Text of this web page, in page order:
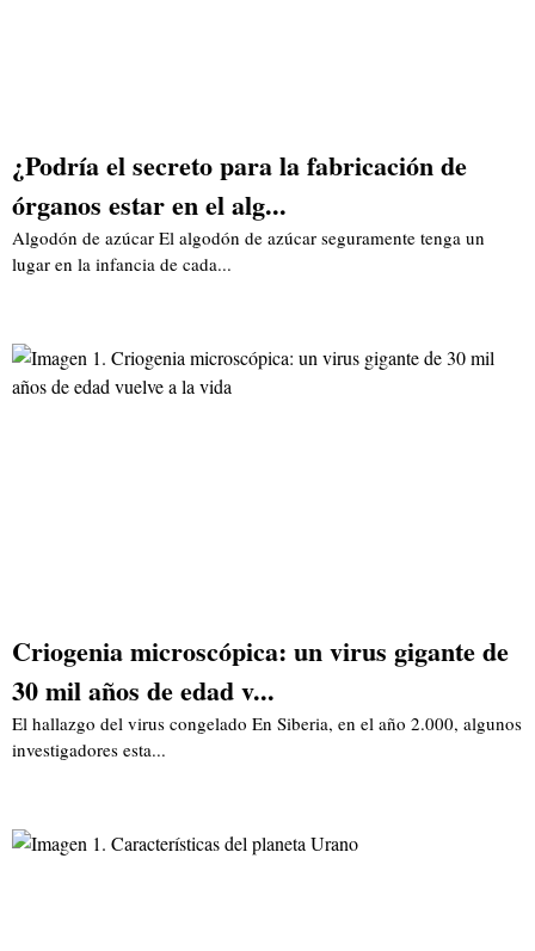
¿Podría el secreto para la fabricación de
órganos estar en el alg...
Algodón de azúcar El algodón de azúcar seguramente tenga un
lugar en la infancia de cada...
Criogenia microscópica: un virus gigante de
30 mil años de edad v...
El hallazgo del virus congelado En Siberia, en el año 2.000, algunos
investigadores esta...